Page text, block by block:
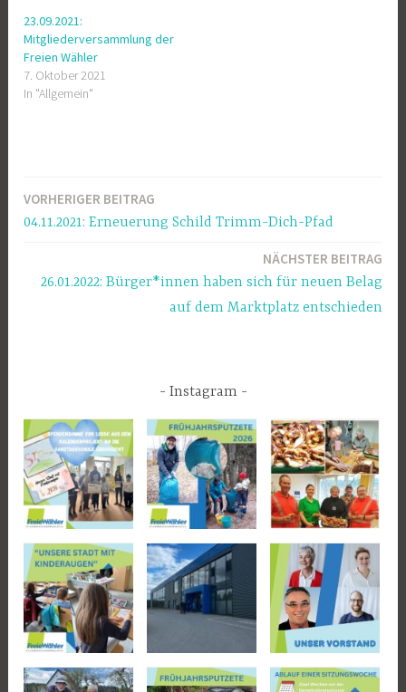
23.09.2021:
Mitgliederversammlung der
Freien Wähler
7. Oktober 2021
In "Allgemein"
Beitragsnavigation
VORHERIGER BEITRAG
04.11.2021: Erneuerung Schild Trimm-Dich-Pfad
NÄCHSTER BEITRAG
26.01.2022: Bürger*innen haben sich für neuen Belag
auf dem Marktplatz entschieden
Instagram